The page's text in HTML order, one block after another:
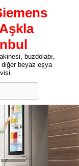
buzdolabı,
beyaz eşya